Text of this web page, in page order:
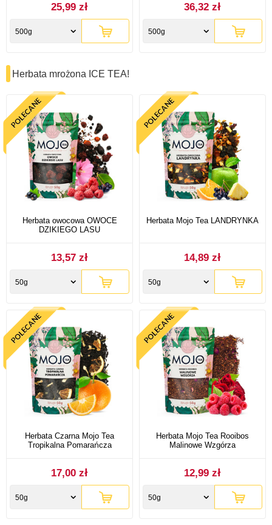
25,99 zł
500g
36,32 zł
500g
Herbata mrożona ICE TEA!
Herbata owocowa OWOCE
DZIKIEGO LASU
13,57 zł
50g
Herbata Mojo Tea LANDRYNKA
14,89 zł
50g
Herbata Czarna Mojo Tea
Tropikalna Pomarańcza
17,00 zł
50g
Herbata Mojo Tea Rooibos
Malinowe Wzgórza
12,99 zł
50g